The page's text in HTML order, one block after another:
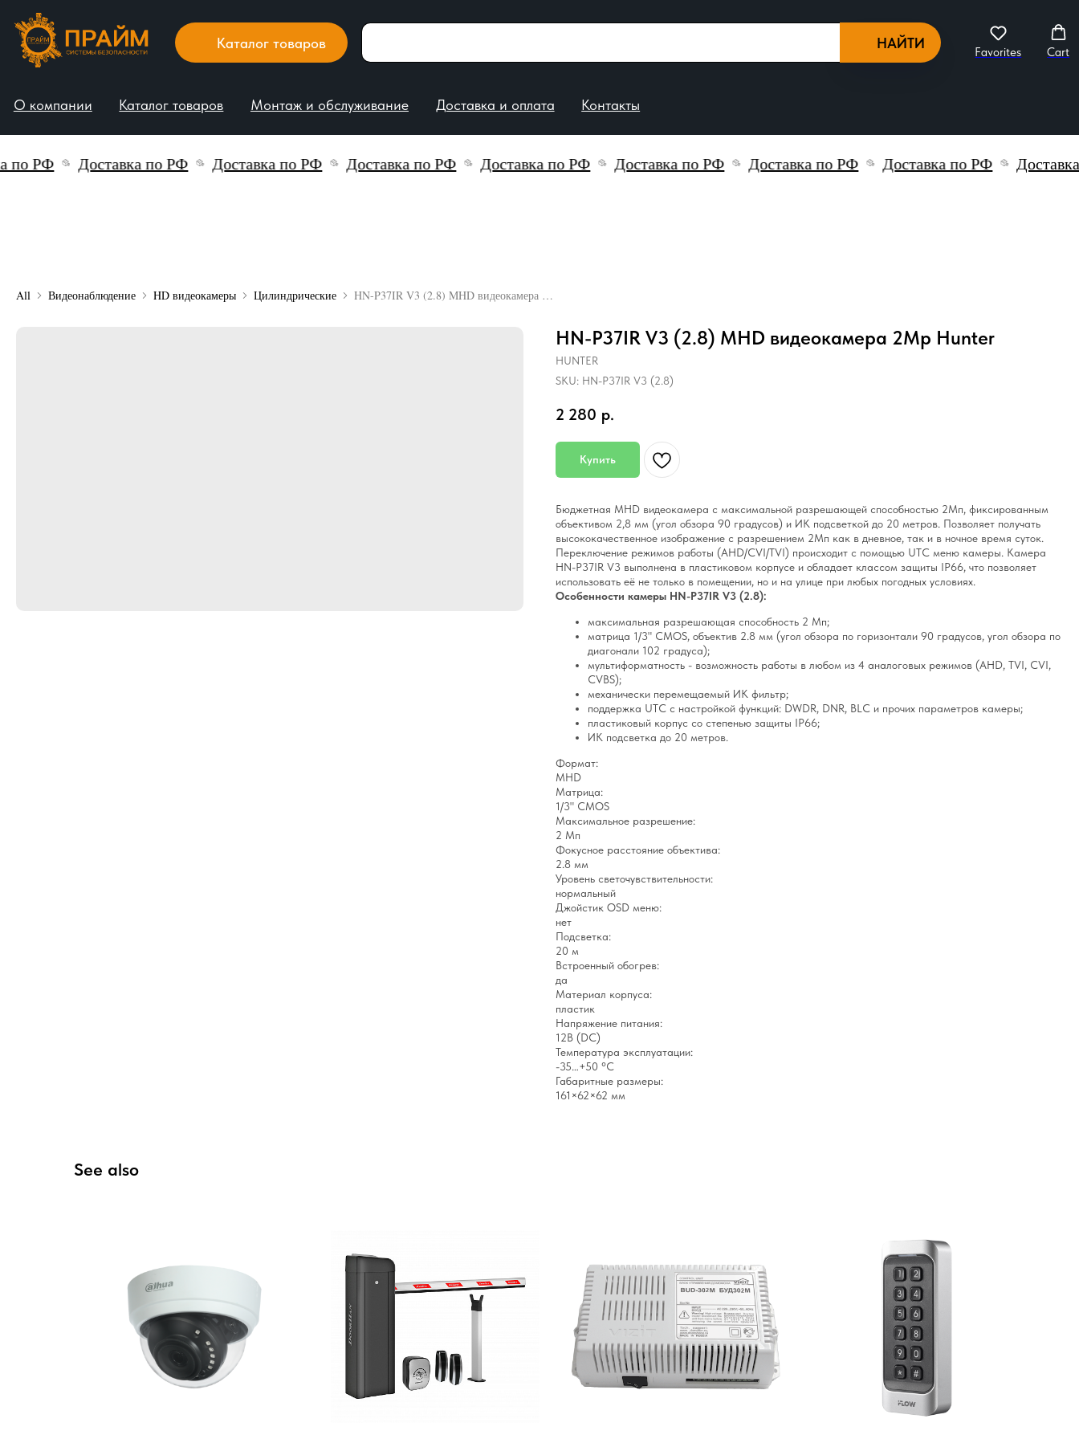
Каталог товаров
Favorites Cart
РФ Доставка по РФ Доставка по РФ Доставка по РФ Доставка по РФ Доставка по РФ Доставка по РФ Доставка по РФ Доставка
All Видеонаблюдение HD видеокамеры Цилиндрические HN-P37IR V3 (2.8) MHD видеокамера 2Mp Hunter
HN-P37IR V3 (2.8) MHD видеокамера 2Mp Hunter
HUNTER
SKU: HN-P37IR V3 (2.8)
2 280 р.
Купить
Бюджетная MHD видеокамера с максимальной разрешающей способностью 2Мп, фиксированным
объективом 2,8 мм (угол обзора 90 градусов) и ИК подсветкой до 20 метров. Позволяет получать
высококачественное изображение с разрешением 2Мп как в дневное, так и в ночное время суток.
Переключение режимов работы (AHD/CVI/TVI) происходит с помощью UTC меню камеры. Камера
HN-P37IR V3 выполнена в пластиковом корпусе и обладает классом защиты IP66, что позволяет
использовать её не только в помещении, но и на улице при любых погодных условиях.
Особенности камеры HN-P37IR V3 (2.8):
максимальная разрешающая способность 2 Мп;
матрица 1/3" CMOS, объектив 2.8 мм (угол обзора по горизонтали 90 градусов, угол обзора по
диагонали 102 градуса);
мультиформатность - возможность работы в любом из 4 аналоговых режимов (AHD, TVI, CVI,
CVBS);
механически перемещаемый ИК фильтр;
поддержка UTC с настройкой функций: DWDR, DNR, BLC и прочих параметров камеры;
пластиковый корпус со степенью защиты IP66;
ИК подсветка до 20 метров.
Формат:
MHD
Матрица:
1/3" CMOS
Максимальное разрешение:
2 Мп
Фокусное расстояние объектива:
2.8 мм
Уровень светочувствительности:
нормальный
Джойстик OSD меню:
нет
Подсветка:
20 м
Встроенный обогрев:
да
Материал корпуса:
пластик
Напряжение питания:
12В (DC)
Температура эксплуатации:
-35…+50 °С
Габаритные размеры:
161×62×62 мм
See also